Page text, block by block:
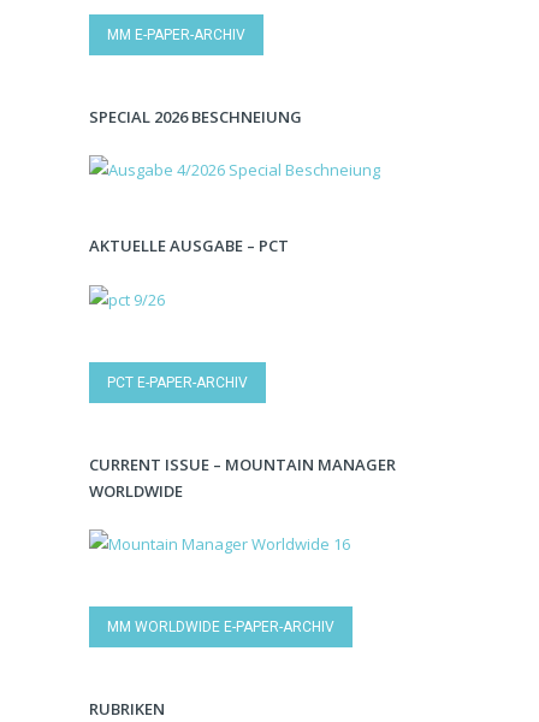
MM E-PAPER-ARCHIV
SPECIAL 2026 BESCHNEIUNG
AKTUELLE AUSGABE – PCT
PCT E-PAPER-ARCHIV
CURRENT ISSUE – MOUNTAIN MANAGER
WORLDWIDE
MM WORLDWIDE E-PAPER-ARCHIV
RUBRIKEN